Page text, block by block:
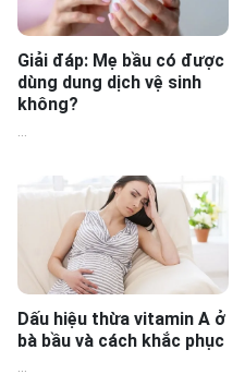
Giải đáp: Mẹ bầu có được
dùng dung dịch vệ sinh
không?
Dấu hiệu thừa vitamin A ở
bà bầu và cách khắc phục